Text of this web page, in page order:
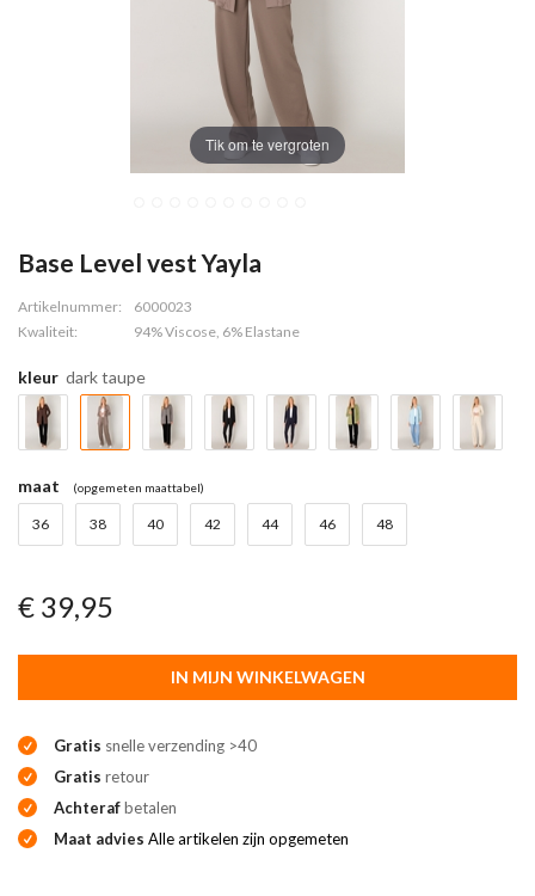
Tik om te vergroten
Base Level vest Yayla
Artikelnummer:
6000023
Kwaliteit:
94% Viscose, 6% Elastane
kleur dark taupe
maat (opgemeten maattabel)
36 38 40 42 44 46 48
€ 39,95
IN MIJN WINKELWAGEN
Gratis snelle verzending >40
Gratis retour
Achterafbetalen
Maat advies Alle artikelen zijn opgemeten